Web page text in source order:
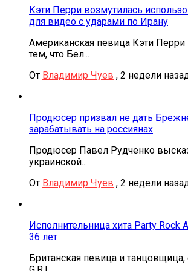
Кэти Перри возмутилась
для видео с ударами по Ирану
Американская певица Кэти Перри
тем, что Бел...
От Владимир Чуев , 2 недели
Продюсер призвал не дать
зарабатывать на россиянах
Продюсер Павел Рудченко
украинской...
От Владимир Чуев , 2 недели
Исполнительница хита Party Rock
36 лет
Британская певица и танцовщица,